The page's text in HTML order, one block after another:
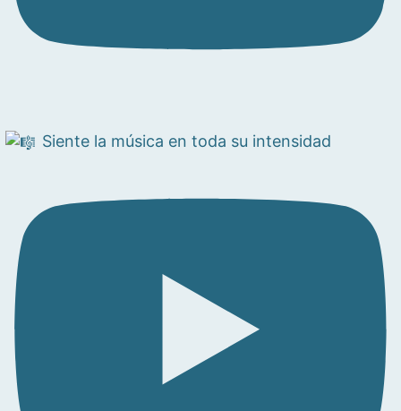
Siente la música en toda su intensidad